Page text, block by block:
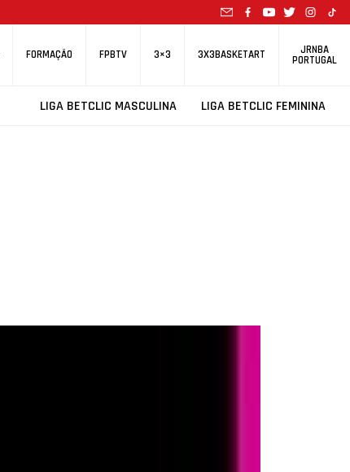
FORMAÇÃO FPBTV 3×3 3X3BASKETART JRNBA
PORTUGAL
LIGA BETCLIC MASCULINA LIGA BETCLIC FEMININA